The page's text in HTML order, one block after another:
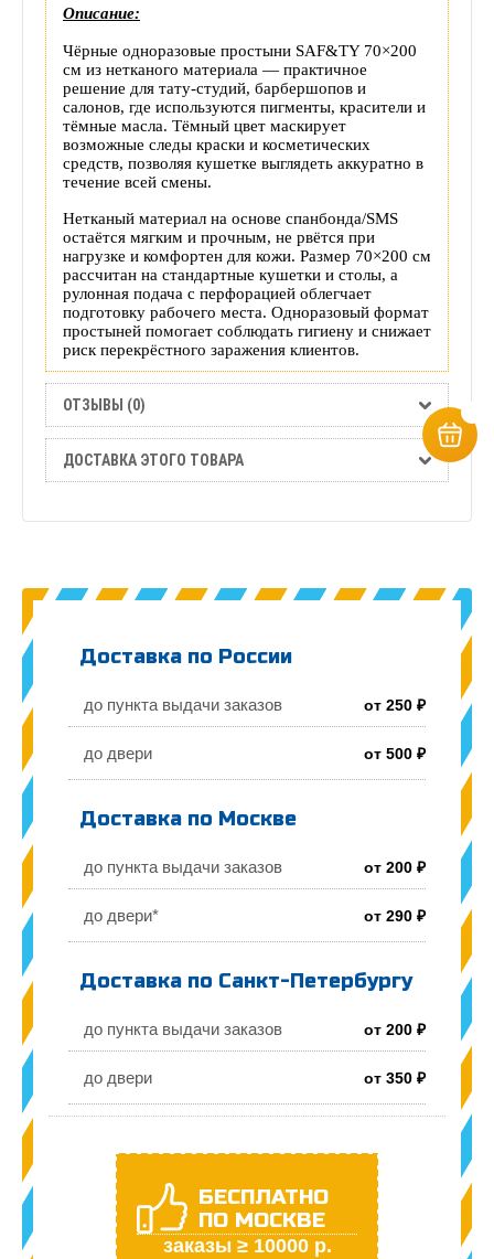
Описание:
Чёрные одноразовые простыни SAF&TY 70×200
см из нетканого материала — практичное
решение для тату‑студий, барбершопов и
салонов, где используются пигменты, красители и
тёмные масла. Тёмный цвет маскирует
возможные следы краски и косметических
средств, позволяя кушетке выглядеть аккуратно в
течение всей смены.
Нетканый материал на основе спанбонда/SMS
остаётся мягким и прочным, не рвётся при
нагрузке и комфортен для кожи. Размер 70×200 см
рассчитан на стандартные кушетки и столы, а
рулонная подача с перфорацией облегчает
подготовку рабочего места. Одноразовый формат
простыней помогает соблюдать гигиену и снижает
риск перекрёстного заражения клиентов.
ОТЗЫВЫ (0)
ДОСТАВКА ЭТОГО ТОВАРА
Доставка по России
до пункта выдачи заказов от 250 ₽
до двери от 500 ₽
Доставка по Москве
до пункта выдачи заказов от 200 ₽
до двери* от 290 ₽
Доставка по Санкт-Петербургу
до пункта выдачи заказов от 200 ₽
до двери от 350 ₽
БЕСПЛАТНО
ПО МОСКВЕ
заказы ≥ 10000 р.